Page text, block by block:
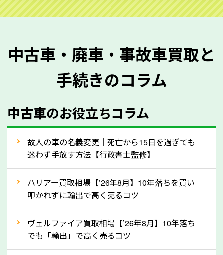
ご準備ください。車検証があることで車両状態や年式
質問させていただく内容は以下の通りとなります。
メーカー／車種
型式／グレード
走行距離（例：約〇万キロ）
車検の満了日
内装や外装の状態
定を行い高価買取価格をつけやすくなります。
ってきます！
自動車税の還付金は、先に年払いしていた自動車税が
中古車・廃車・事故車買取と
手続きのコラム
中古車のお役立ちコラム
故人の車の名義変更｜死亡から15日を過ぎても
迷わず手放す方法【行政書士監修】
ハリアー買取相場【’26年8月】10年落ちを買い
叩かれずに輸出で高く売るコツ
ヴェルファイア買取相場【’26年8月】10年落ち
でも「輸出」で高く売るコツ